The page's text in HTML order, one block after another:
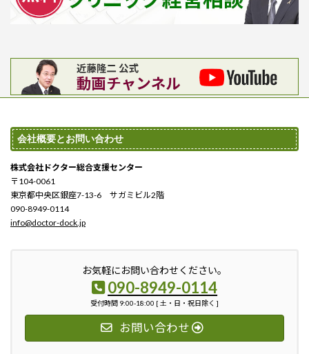
会社概要とお問い合わせ
株式会社ドクター総合支援センター
〒104-0061
東京都中央区銀座7-13-6 サガミビル2階
090-8949-0114
info@doctor-dock.jp
お気軽にお問い合わせください。
090-8949-0114
受付時間 9:00-18:00 [ 土・日・祝日除く ]
お問い合わせ